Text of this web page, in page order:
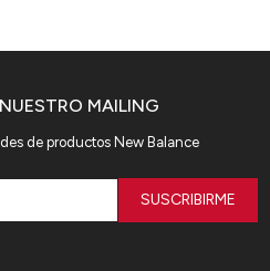
MAILING
de productos New Balance
SUSCRIBIRME